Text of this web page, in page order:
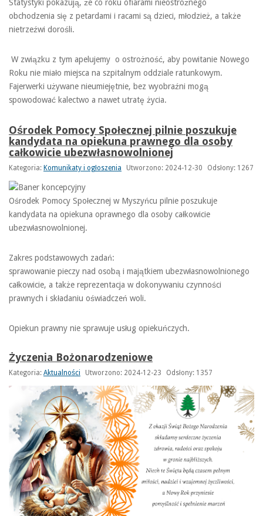
Statystyki pokazują, że co roku ofiarami nieostrożnego
obchodzenia się z petardami i racami są dzieci, młodzież, a także
nietrzeźwi dorośli.
W związku z tym apelujemy o ostrożność, aby powitanie Nowego
Roku nie miało miejsca na szpitalnym oddziale ratunkowym.
Fajerwerki używane nieumiejętnie, bez wyobraźni mogą
spowodować kalectwo a nawet utratę życia.
Ośrodek Pomocy Społecznej pilnie poszukuje
kandydata na opiekuna prawnego dla osoby
całkowicie ubezwłasnowolnionej
Kategoria: Komunikaty i ogłoszenia Utworzono: 2024-12-30 Odsłony: 1267
Ośrodek Pomocy Społecznej w Myszyńcu pilnie poszukuje
kandydata na opiekuna oprawnego dla osoby całkowicie
ubezwłasnowolnionej.
Zakres podstawowych zadań:
sprawowanie pieczy nad osobą i majątkiem ubezwłasnowolnionego
całkowicie, a także reprezentacja w dokonywaniu czynności
prawnych i składaniu oświadczeń woli.
Opiekun prawny nie sprawuje usług opiekuńczych.
Życzenia Bożonarodzeniowe
Kategoria: Aktualności Utworzono: 2024-12-23 Odsłony: 1357